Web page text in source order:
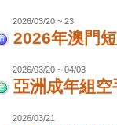
2026/03/20 ~ 23
2026年澳門
2026/03/20 ~ 04/03
亞洲成年組
2026/03/21